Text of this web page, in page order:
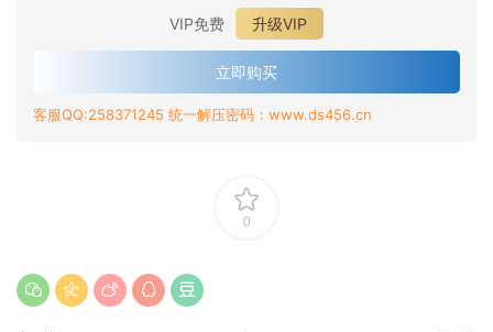
VIP免费
升级VIP
立即购买
客服QQ:258371245 统一解压密码：www.ds456.cn
0